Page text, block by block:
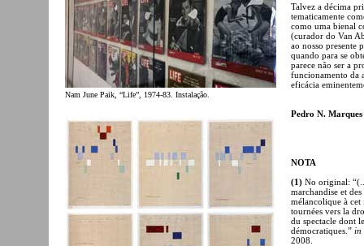
Nam June Paik, “Life”, 1974-83. Instalação.
Talvez a décima
tematicamente
como uma bienal
(curador do Van
ao nosso presente
quando para se
parece não ser a
funcionamento da
eficácia
Pedro N. Marques
NOTA
(1) No original:
marchandise et
mélancolique à cet
tournées vers la
du spectacle dont
démocratiques.” in
2008.